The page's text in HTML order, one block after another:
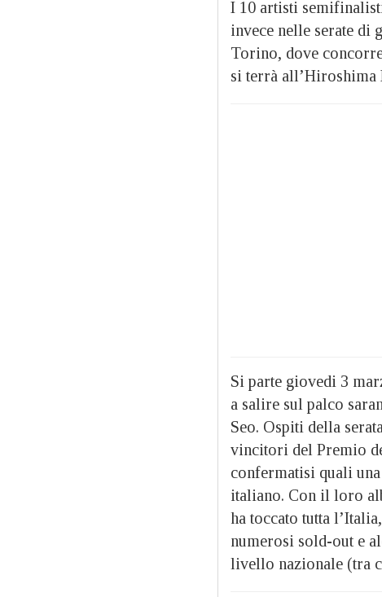
I 10 artisti
invece nelle serate di
Torino, dove
si terrà all’Hiroshima
Si parte giovedi 3
a salire sul palco
Seo. Ospiti della
vincitori del Premio
confermatisi quali
italiano. Con il loro
ha toccato tutta
numerosi sold-out e
livello nazionale (tra